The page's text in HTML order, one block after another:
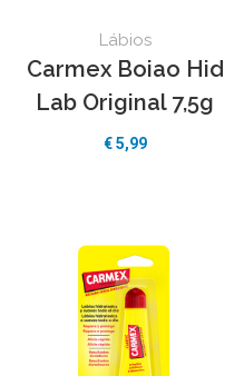
Lábios
Carmex Boiao Hid
Lab Original 7,5g
€ 5,99